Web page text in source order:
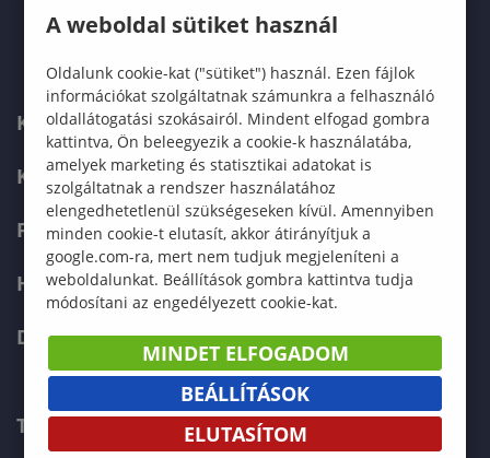
KARUNK
KÉPZÉSEK
FELVÉTELIZŐKNEK
HALLGATÓKNAK
DOKTORI ISKOLA
TELEFONKÖNYV
A weboldal sütiket használ
Oldalunk cookie-kat ("sütiket") használ. Ezen fájlok
információkat szolgáltatnak számunkra a felhasználó
oldallátogatási szokásairól. Mindent elfogad gombra
kattintva, Ön beleegyezik a cookie-k használatába,
amelyek marketing és statisztikai adatokat is
szolgáltatnak a rendszer használatához
elengedhetetlenül szükségeseken kívül. Amennyiben
minden cookie-t elutasít, akkor átirányítjuk a
google.com-ra, mert nem tudjuk megjeleníteni a
weboldalunkat. Beállítások gombra kattintva tudja
módosítani az engedélyezett cookie-kat.
MINDET ELFOGADOM
BEÁLLÍTÁSOK
ELUTASÍTOM